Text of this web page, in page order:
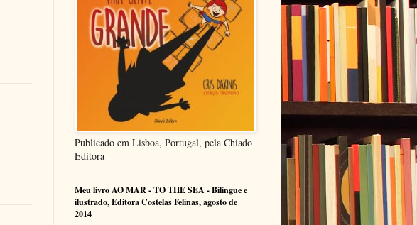
Publicado em Lisboa, Portugal, pela Chiado
Editora
Meu livro AO MAR - TO THE SEA - Bilíngue e
ilustrado, Editora Costelas Felinas, agosto de
2014